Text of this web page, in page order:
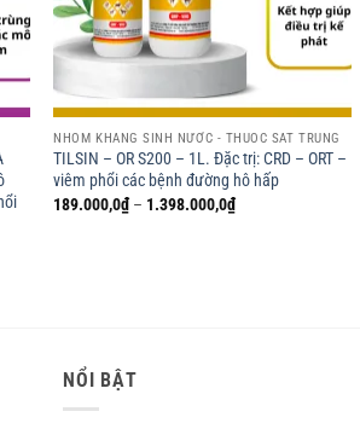
NHÓM KHÁNG SINH NƯỚC - THUỐC SÁT TRÙNG
TILSIN – OR S200 – 1L. Đặc trị: CRD – ORT –
viêm phổi các bệnh đường hô hấp
189.000,0₫ – 1.398.000,0₫Khoảng
giá:
NỔI BẬT